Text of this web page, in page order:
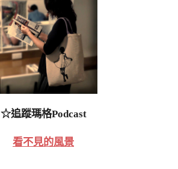
☆追蹤瑪格Podcast
看不見的風景